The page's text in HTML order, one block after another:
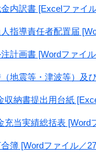
内訳書 [Excelファイ
指導責任者配置届
計画書 [Wordファイ
地震等・津波等）及
収納書提出用台紙
充当実績総括表 [Word
簿 [Wordファイル／